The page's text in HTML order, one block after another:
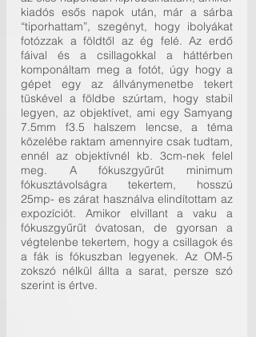
kiadós esős napok után, már a sárba
“tiporhattam”, szegényt, hogy ibolyákat
fotózzak a földtől az ég felé. Az erdő
fáival és a csillagokkal a háttérben
komponáltam meg a fotót, úgy hogy a
gépet egy az állványmenetbe tekert
tüskével a földbe szúrtam, hogy stabil
legyen, az objektívet, ami egy Samyang
7.5mm f3.5 halszem lencse, a téma
közelébe raktam amennyire csak tudtam,
ennél az objektívnél kb. 3cm-nek felel
meg. A fókuszgyűrűt minimum
fókusztávolságra tekertem, hosszú
25mp- es zárat használva elindítottam az
expozíciót. Amikor elvillant a vaku a
fókuszgyűrűt óvatosan, de gyorsan a
végtelenbe tekertem, hogy a csillagok és
a fák is fókuszban legyenek. Az OM-5
zokszó nélkül állta a sarat, persze szó
szerint is értve.